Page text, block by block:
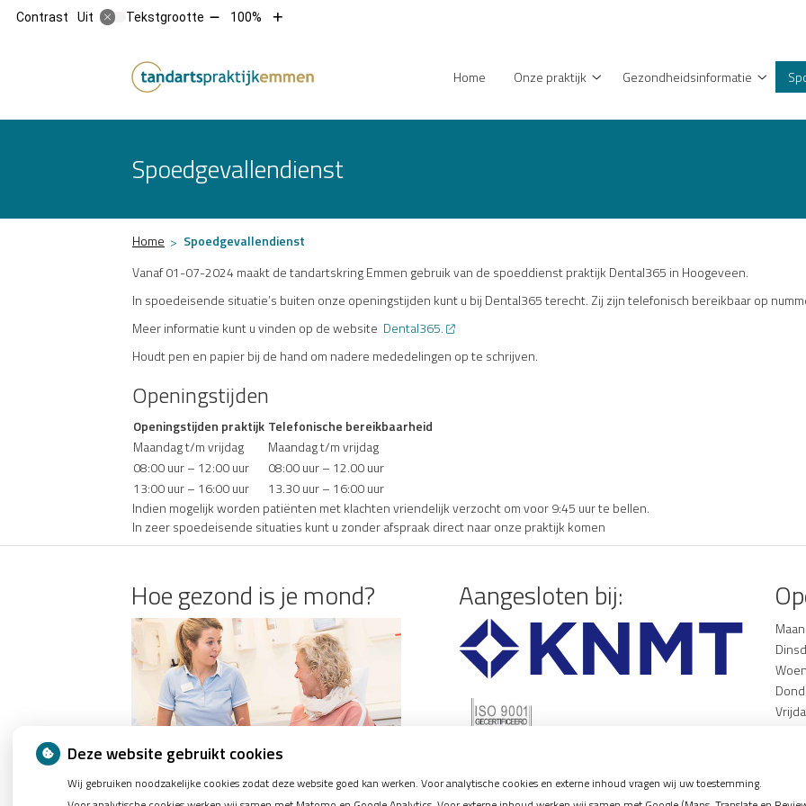
Contrast Uit Tekstgrootte Tekst100%
Tekst
Hoofdmenu Home
Onze praktijk
Gezondheidsinformatie
Spoedgevallendienst
Home
Spoedgevallendienst
Vanaf 01-07-2024 maakt de tandartskring Emmen gebruik van de spoeddienst praktijk Dental365 in Hoogeveen.
In spoedeisende situatie’s buiten onze openingstijden kunt u bij Dental365 terecht. Zij zijn telefonisch bereikbaar op
Meer informatie kunt u vinden op de website Dental365.
Houdt pen en papier bij de hand om nadere mededelingen op te schrijven.
Openingstijden
Openingstijden praktijk Telefonische bereikbaarheid
Maandag t/m vrijdag
Maandag t/m vrijdag
08:00 uur – 12:00 uur
08:00 uur – 12.00 uur
13:00 uur – 16:00 uur
13.30 uur – 16:00 uur
Indien mogelijk worden patiënten met klachten vriendelijk verzocht om voor 9:45 uur te bellen.
In zeer spoedeisende situaties kunt u zonder afspraak direct naar onze praktijk komen
Hoe gezond is je mond? Aangesloten bij:
Deze website gebruikt cookies
Wij gebruiken noodzakelijke cookies zodat deze website goed kan werken. Voor analytische cookies en externe inhoud vragen wij uw toestemming.